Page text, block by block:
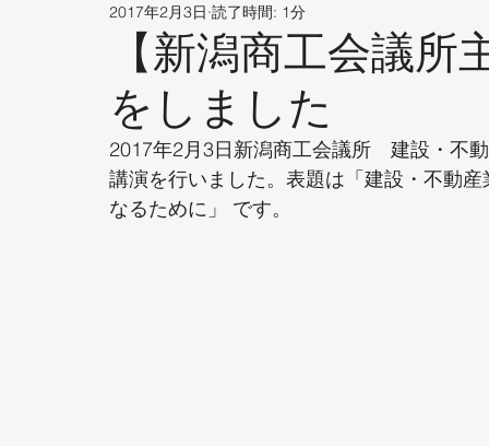
2015年
【新潟商工会議
をしました
2017年2月3日 読了時間: 1分
2017年2月3日新潟商工会議所　建設・不
講演を行いました。表題は「建設・不動
なるために」 です。